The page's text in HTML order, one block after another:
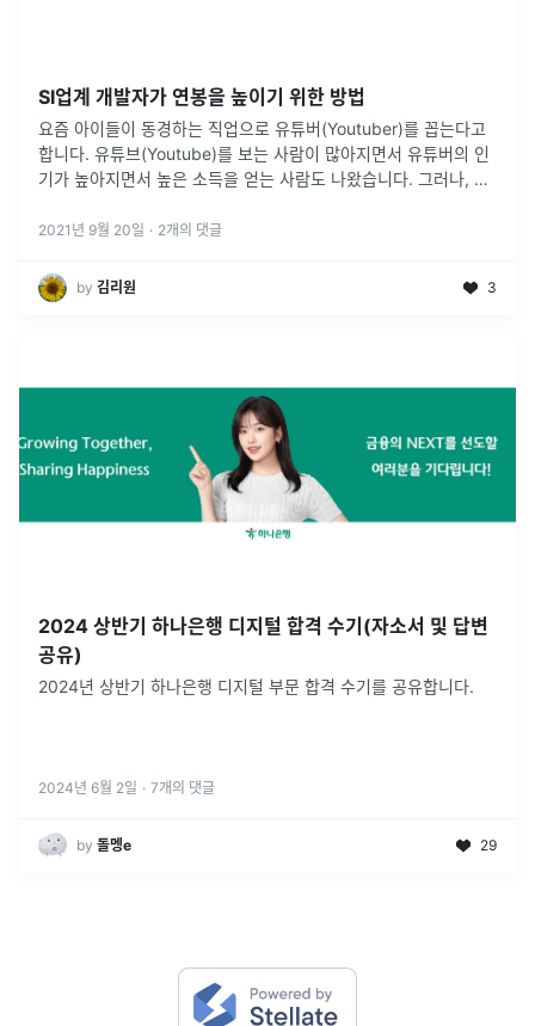
SI업계 개발자가 연봉을 높이기 위한 방법
요즘 아이들이 동경하는 직업으로 유튜버(Youtuber)를 꼽는다고
합니다. 유튜브(Youtube)를 보는 사람이 많아지면서 유튜버의 인
기가 높아지면서 높은 소득을 얻는 사람도 나왔습니다. 그러나, AI,
2021년 9월 20일 · 2개의 댓글
by 김리원 3
2024 상반기 하나은행 디지털 합격 수기(자소서 및 답변
공유)
2024년 상반기 하나은행 디지털 부문 합격 수기를 공유합니다.
2024년 6월 2일 · 7개의 댓글
by 돌멩e 29